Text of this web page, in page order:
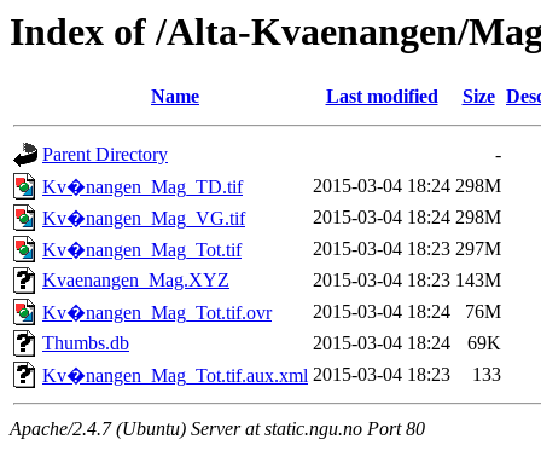
Index of /Alta-Kvaenangen/
Name Last modified Size
Parent Directory
-
Kv�nangen_Mag_TD.tif
2015-03-04 18:24 298M
Kv�nangen_Mag_VG.tif
2015-03-04 18:24 298M
Kv�nangen_Mag_Tot.tif
2015-03-04 18:23 297M
Kvaenangen_Mag.XYZ
2015-03-04 18:23 143M
Kv�nangen_Mag_Tot.tif.ovr
2015-03-04 18:24
76M
Thumbs.db
2015-03-04 18:24
69K
Kv�nangen_Mag_Tot.tif.aux.xml 2015-03-04 18:23 133
Apache/2.4.7 (Ubuntu) Server at static.ngu.no Port 80